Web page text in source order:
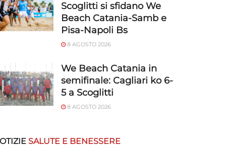
Scoglitti si sfidano We
Beach Catania-Samb e
Pisa-Napoli Bs
8 AGOSTO 2026
We Beach Catania in
semifinale: Cagliari ko 6-
5 a Scoglitti
8 AGOSTO 2026
SALUTE E BENESSERE